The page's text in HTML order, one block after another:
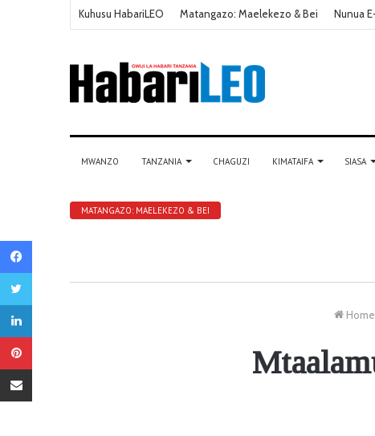
Kuhusu HabariLEO Matangazo: Maelekezo & Bei Nunua
MWANZO TANZANIA CHAGUZI KIMATAIFA SIASA
MATANGAZO: MAELEKEZO & BEI
Home